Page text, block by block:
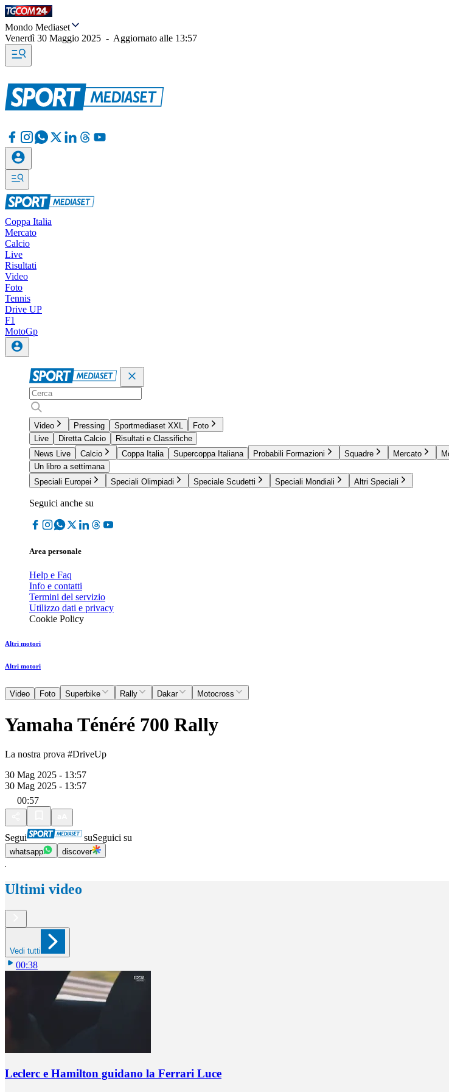
Mondo Mediaset
Venerdì 30 Maggio 2025 - Aggiornato alle 13:57
Coppa Italia
Mercato
Calcio
Live
Risultati
Video
Foto
Tennis
Drive UP
F1
MotoGp
Video Pressing Sportmediaset XXL
Foto
Live
Diretta Calcio
Risultati e Classifiche
News Live
Calcio Coppa Italia Supercoppa Italiana Probabili Formazioni Squadre Mercato
Un libro a settimana
Speciali Europei
Speciali Olimpiadi Speciale Scudetti Speciali Mondiali Altri Speciali
Seguici anche su
Area personale
Help e Faq
Info e contatti
Termini del servizio
Utilizzo dati e privacy
Cookie Policy
Altri motori
Altri motori
Video Foto Superbike Rally Dakar Motocross
Yamaha Ténéré 700 Rally
La nostra prova #DriveUp
30 Mag 2025 - 13:57
30 Mag 2025 - 13:57
00:57
Segui suSeguici su
whatsapp discover
Ultimi video
Vedi tutti
00:38
Leclerc e Hamilton guidano la Ferrari Luce